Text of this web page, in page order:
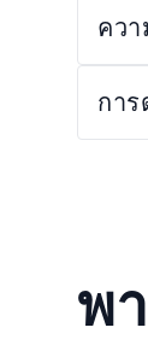
คว
กา
พ